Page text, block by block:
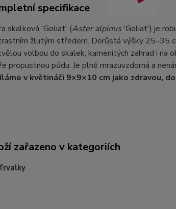
specifikace
skalková 'Goliat' (Aster alpinus'Goliat') je
žlutým středem. Dorůstá výšky 25–35
volbou do skalek, kamenitých zahrad i na
propustnou půdu. Je plně mrazuvzdorná a
v květináči 9×9×10 cm jako zdravou,
zařazeno v kategoriích